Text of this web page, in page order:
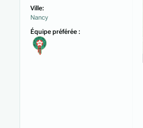
Ville:
Nancy
Équipe préférée :